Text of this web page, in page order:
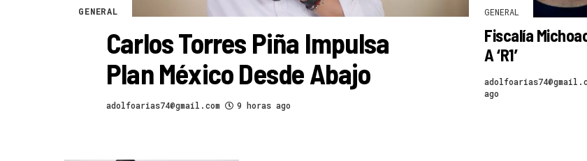
GENERAL
Carlos Torres Piña Impulsa
Plan México Desde Abajo
adolfoarias74@gmail.com 9 horas ago
GENERAL
Fiscalía
A ‘R1’
ago